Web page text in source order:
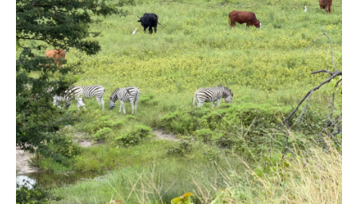
La stagione dell’abbondanza
Un ambiente che fino a poco prima appare desolato si
anima e si riempie di vita. A partire da dicembre, la